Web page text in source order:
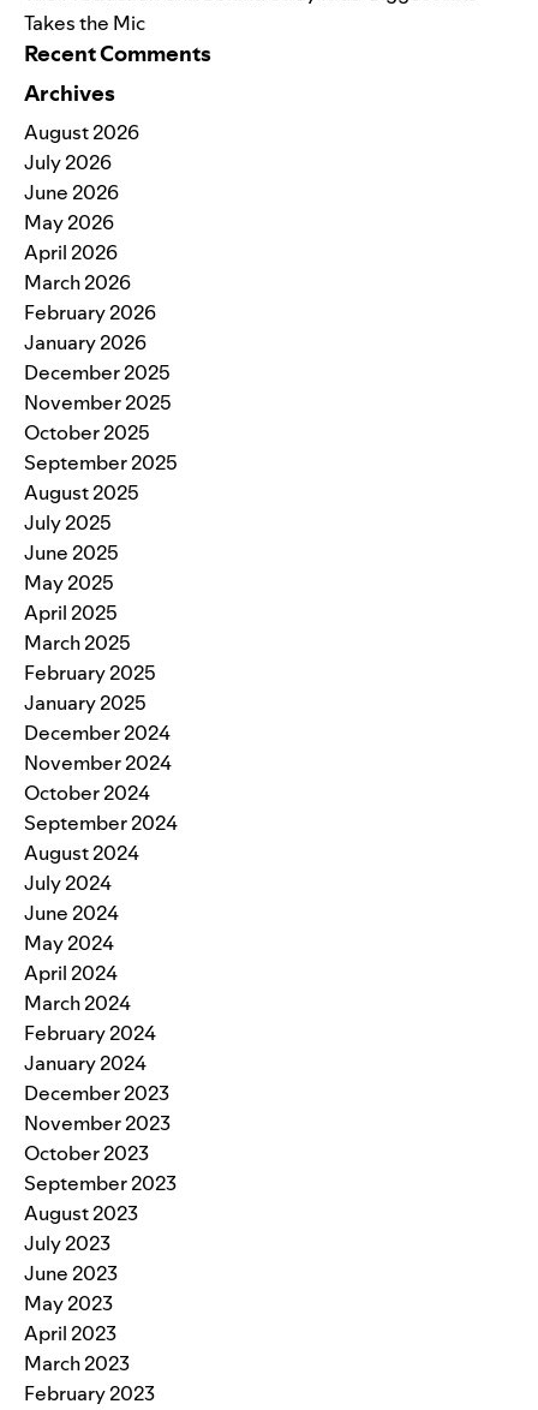
Takes the Mic
Recent Comments
Archives
August 2026
July 2026
June 2026
May 2026
April 2026
March 2026
February 2026
January 2026
December 2025
November 2025
October 2025
September 2025
August 2025
July 2025
June 2025
May 2025
April 2025
March 2025
February 2025
January 2025
December 2024
November 2024
October 2024
September 2024
August 2024
July 2024
June 2024
May 2024
April 2024
March 2024
February 2024
January 2024
December 2023
November 2023
October 2023
September 2023
August 2023
July 2023
June 2023
May 2023
April 2023
March 2023
February 2023